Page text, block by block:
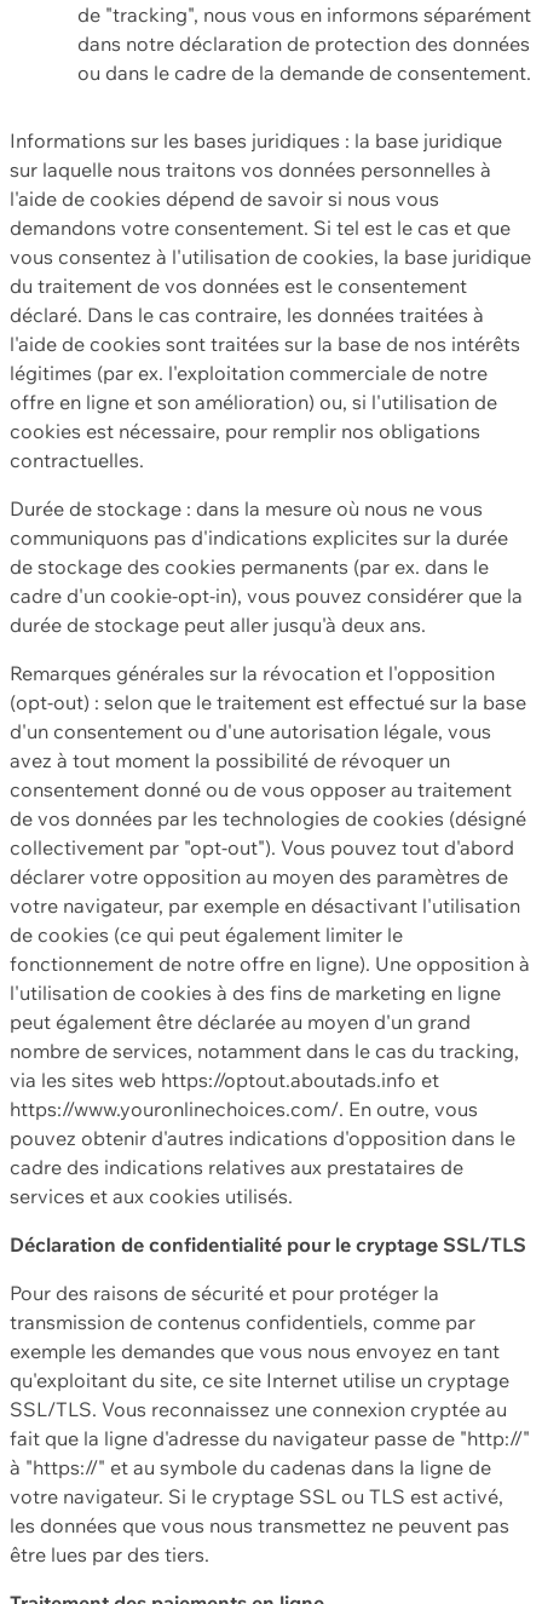
de "tracking", nous vous en informons séparément
dans notre déclaration de protection des données
ou dans le cadre de la demande de consentement.
Informations sur les bases juridiques : la base juridique
sur laquelle nous traitons vos données personnelles à
l'aide de cookies dépend de savoir si nous vous
demandons votre consentement. Si tel est le cas et que
vous consentez à l'utilisation de cookies, la base juridique
du traitement de vos données est le consentement
déclaré. Dans le cas contraire, les données traitées à
l'aide de cookies sont traitées sur la base de nos intérêts
légitimes (par ex. l'exploitation commerciale de notre
offre en ligne et son amélioration) ou, si l'utilisation de
cookies est nécessaire, pour remplir nos obligations
contractuelles.
Durée de stockage : dans la mesure où nous ne vous
communiquons pas d'indications explicites sur la durée
de stockage des cookies permanents (par ex. dans le
cadre d'un cookie-opt-in), vous pouvez considérer que la
durée de stockage peut aller jusqu'à deux ans.
Remarques générales sur la révocation et l'opposition
(opt-out) : selon que le traitement est effectué sur la base
d'un consentement ou d'une autorisation légale, vous
avez à tout moment la possibilité de révoquer un
consentement donné ou de vous opposer au traitement
de vos données par les technologies de cookies (désigné
collectivement par "opt-out"). Vous pouvez tout d'abord
déclarer votre opposition au moyen des paramètres de
votre navigateur, par exemple en désactivant l'utilisation
de cookies (ce qui peut également limiter le
fonctionnement de notre offre en ligne). Une opposition à
l'utilisation de cookies à des fins de marketing en ligne
peut également être déclarée au moyen d'un grand
nombre de services, notamment dans le cas du tracking,
via les sites web https://optout.aboutads.info et
https://www.youronlinechoices.com/. En outre, vous
pouvez obtenir d'autres indications d'opposition dans le
cadre des indications relatives aux prestataires de
services et aux cookies utilisés.
Déclaration de confidentialité pour le cryptage SSL/TLS
Pour des raisons de sécurité et pour protéger la
transmission de contenus confidentiels, comme par
exemple les demandes que vous nous envoyez en tant
qu'exploitant du site, ce site Internet utilise un cryptage
SSL/TLS. Vous reconnaissez une connexion cryptée au
fait que la ligne d'adresse du navigateur passe de "http://"
à "https://" et au symbole du cadenas dans la ligne de
votre navigateur. Si le cryptage SSL ou TLS est activé,
les données que vous nous transmettez ne peuvent pas
être lues par des tiers.